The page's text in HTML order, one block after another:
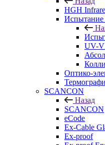
HGH
Испытание
UV-
Оптико-
SCANCON
Назад
SCANCON
eCode
Ex-Cable
Ex-proof